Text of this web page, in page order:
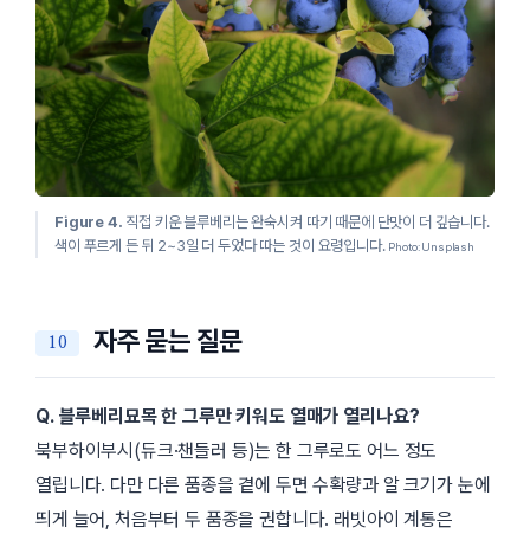
Figure 4. 직접 키운 블루베리는 완숙시켜 따기 때문에 단맛이 더 깊습니다.
색이 푸르게 든 뒤 2~3일 더 두었다 따는 것이 요령입니다. Photo: Unsplash
자주 묻는 질문
Q. 블루베리묘목 한 그루만 키워도 열매가 열리나요?
북부하이부시(듀크·챈들러 등)는 한 그루로도 어느 정도
열립니다. 다만 다른 품종을 곁에 두면 수확량과 알 크기가 눈에
띄게 늘어, 처음부터 두 품종을 권합니다. 래빗아이 계통은